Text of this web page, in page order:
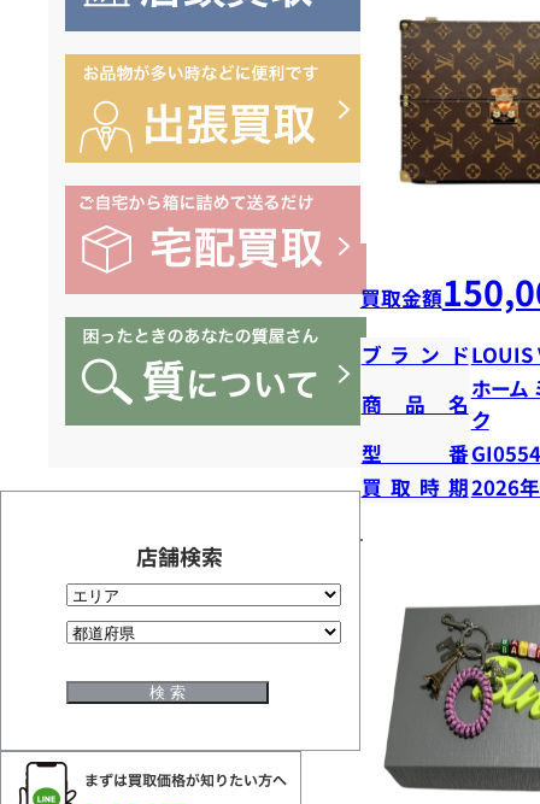
店舗検索
買取金額
ブランドLOUIS
商品名
ホーム
ク
型番GI0554
買取時期2026